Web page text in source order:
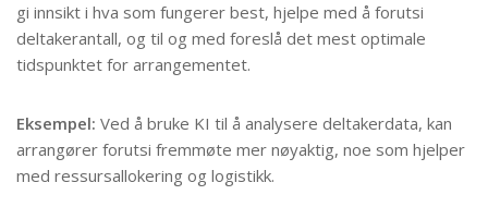
gi innsikt i hva som fungerer best, hjelpe med å forutsi
deltakerantall, og til og med foreslå det mest optimale
tidspunktet for arrangementet.
Eksempel: Ved å bruke KI til å analysere deltakerdata, kan
arrangører forutsi fremmøte mer nøyaktig, noe som hjelper
med ressursallokering og logistikk.